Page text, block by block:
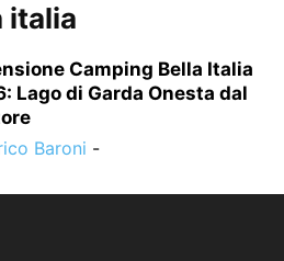
italia
Camping Bella Italia
Lago di Garda Onesta dal
Baroni -